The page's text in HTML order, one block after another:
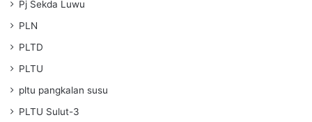
Pj Sekda Luwu
PLN
PLTD
PLTU
pltu pangkalan susu
PLTU Sulut-3